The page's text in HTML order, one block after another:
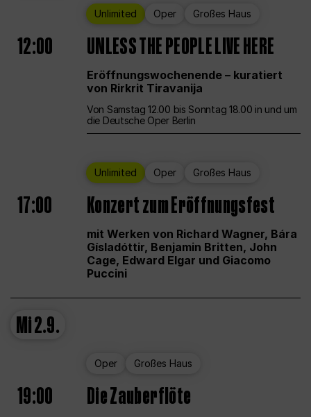
Unlimited Oper Großes Haus
12:00 UNLESS THE PEOPLE LIVE HERE
Eröffnungswochenende – kuratiert
von Rirkrit Tiravanija
Von Samstag 12.00 bis Sonntag 18.00 in und um
die Deutsche Oper Berlin
Unlimited Oper Großes Haus
17:00 Konzert zum Eröffnungsfest
mit Werken von Richard Wagner, Bára
Gísladóttir, Benjamin Britten, John
Cage, Edward Elgar und Giacomo
Puccini
Mi2.9.
Oper Großes Haus
19:00 Die Zauberflöte